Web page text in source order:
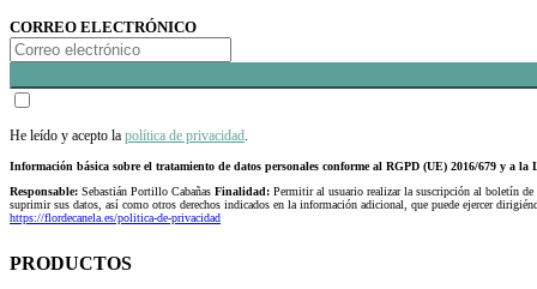
CORREO ELECTRÓNICO
He leído y acepto la política de privacidad
Información básica sobre el tratamiento de datos personales conforme al RGPD (UE) 2016/679 y a la
Responsable: Sebastián Portillo Cabañas Finalidad: Permitir al usuario realizar la suscripción al boletín
suprimir sus datos, así como otros derechos indicados en la información adicional, que puede ejercer
https://flordecanela.es/politica-de-privacidad
PRODUCTOS